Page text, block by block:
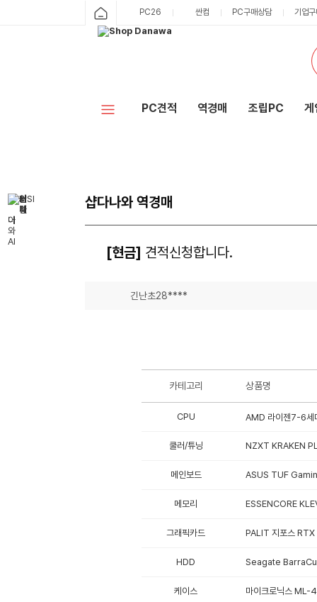
PC26 싼컴 PC구매상담 기업
PC견적 역경매 조립PC 게
샵다나와 역경매
[현금] 견적신청합니다.
긴난초28****
카테고리 상품명
CPU AMD 라이젠7-6세
쿨러/튜닝 NZXT KRAKEN
메인보드 ASUS TUF
메모리 ESSENCORE
그래픽카드 PALIT 지포스
HDD Seagate
케이스 마이크로닉스